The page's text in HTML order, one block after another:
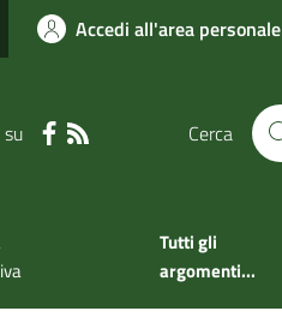
Accedi all'area personale
Cerca
Tutti gli
argomenti...